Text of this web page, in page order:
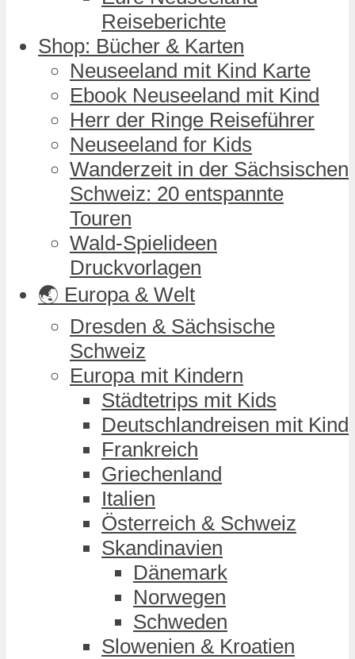
Reiseberichte
Shop: Bücher & Karten
Neuseeland mit Kind Karte
Ebook Neuseeland mit Kind
Herr der Ringe Reiseführer
Neuseeland for Kids
Wanderzeit in der Sächsischen
Schweiz: 20 entspannte
Touren
Wald-Spielideen
Druckvorlagen
🌏 Europa & Welt
Dresden & Sächsische
Schweiz
Europa mit Kindern
Städtetrips mit Kids
Deutschlandreisen mit Kind
Frankreich
Griechenland
Italien
Österreich & Schweiz
Skandinavien
Dänemark
Norwegen
Schweden
Slowenien & Kroatien